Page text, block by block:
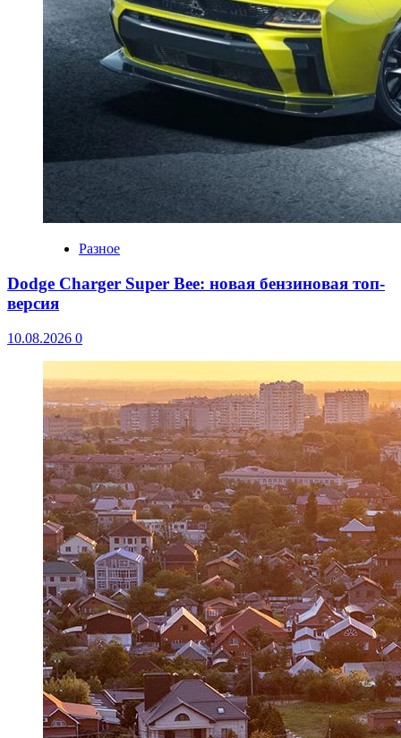
Разное
Dodge Charger Super Bee: новая бензиновая топ-
версия
10.08.2026 0